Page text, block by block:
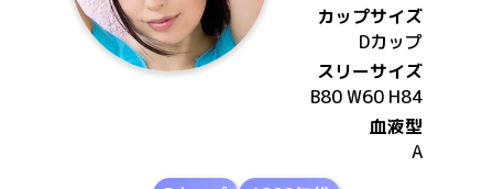
カップサイズ
Dカップ
スリーサイズ
B80 W60 H84
血液型
A